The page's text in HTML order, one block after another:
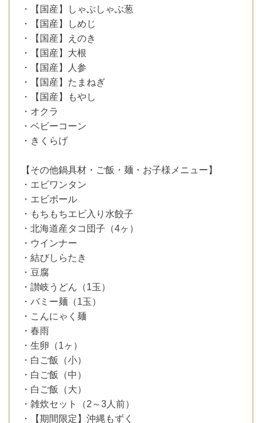
・【国産】しゃぶしゃぶ葱
・【国産】しめじ
・【国産】えのき
・【国産】大根
・【国産】人参
・【国産】たまねぎ
・【国産】もやし
・オクラ
・ベビーコーン
・きくらげ
【その他鍋具材・ご飯・麺・お子様メニュー】
・エビワンタン
・エビボール
・もちもちエビ入り水餃子
・北海道産タコ団子（4ヶ）
・ウインナー
・結びしらたき
・豆腐
・讃岐うどん（1玉）
・バミー麺（1玉）
・こんにゃく麺
・春雨
・生卵（1ヶ）
・白ご飯（小）
・白ご飯（中）
・白ご飯（大）
・雑炊セット（2～3人前）
・【期間限定】沖縄もずく